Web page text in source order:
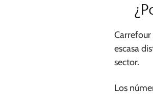
escasa
sector.
Los